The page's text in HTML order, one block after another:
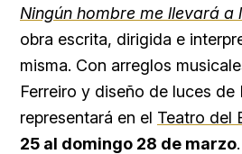
Ningún hombre me llevará a
obra escrita, dirigida e
misma. Con arreglos
Ferreiro y diseño de luces de
representará en el Teatro del
25 al domingo 28 de marzo.